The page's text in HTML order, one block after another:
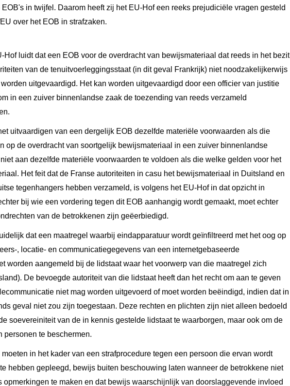
in twijfel. Daarom heeft zij het EU-Hof een reeks prejudiciële vragen gesteld
over het EOB in strafzaken.
Hof luidt dat een EOB voor de overdracht van bewijsmateriaal dat reeds in het bezit
van de tenuitvoerleggingsstaat (in dit geval Frankrijk) niet noodzakelijkerwijs
uitgevaardigd. Het kan worden uitgevaardigd door een officier van justitie
in een zuiver binnenlandse zaak de toezending van reeds verzameld
uitvaardigen van een dergelijk EOB dezelfde materiële voorwaarden als die
op de overdracht van soortgelijk bewijsmateriaal in een zuiver binnenlandse
aan dezelfde materiële voorwaarden te voldoen als die welke gelden voor het
Het feit dat de Franse autoriteiten in casu het bewijsmateriaal in Duitsland en
tegenhangers hebben verzameld, is volgens het EU-Hof in dat opzicht in
bij wie een vordering tegen dit EOB aanhangig wordt gemaakt, moet echter
van de betrokkenen zijn geëerbiedigd.
dat een maatregel waarbij eindapparatuur wordt geïnfiltreerd met het oog op
, locatie- en communicatiegegevens van een internetgebaseerde
worden aangemeld bij de lidstaat waar het voorwerp van die maatregel zich
De bevoegde autoriteit van die lidstaat heeft dan het recht om aan te geven
niet mag worden uitgevoerd of moet worden beëindigd, indien dat in
geval niet zou zijn toegestaan. Deze rechten en plichten zijn niet alleen bedoeld
soevereiniteit van de in kennis gestelde lidstaat te waarborgen, maar ook om de
personen te beschermen.
in het kader van een strafprocedure tegen een persoon die ervan wordt
hebben gepleegd, bewijs buiten beschouwing laten wanneer de betrokkene niet
opmerkingen te maken en dat bewijs waarschijnlijk van doorslaggevende invloed